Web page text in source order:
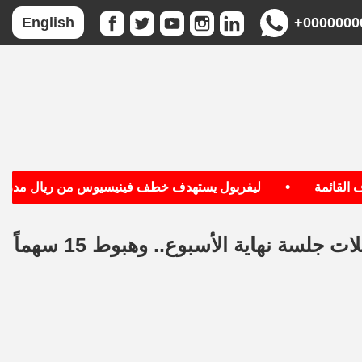
English
ليفربول يستهدف خطف فينيسيوس من ريال مدريد